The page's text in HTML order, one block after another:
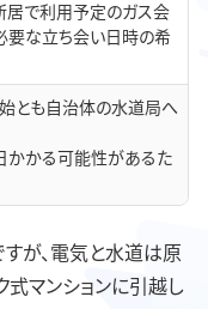
居で利用予定のガス会
要な立ち会い日時の希
とも自治体の水道局へ
かかる可能性があるた
が、電気と水道は原
式マンションに引越し